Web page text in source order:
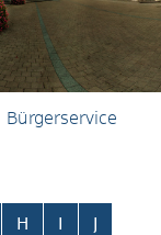
Bürgerservice
H